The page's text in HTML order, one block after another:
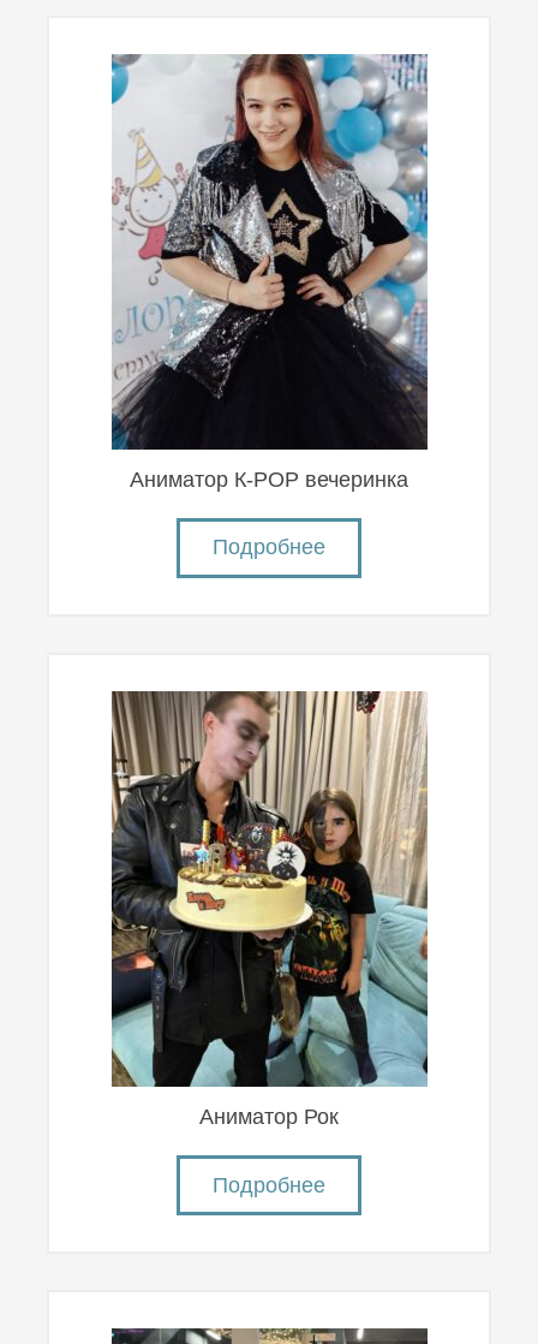
Аниматор К-POP вечеринка
Подробнее
Аниматор Рок
Подробнее